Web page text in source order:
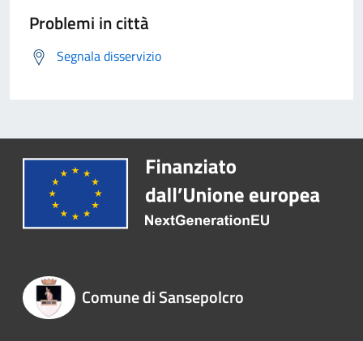
Problemi in città
Segnala disservizio
Comune di Sansepolcro